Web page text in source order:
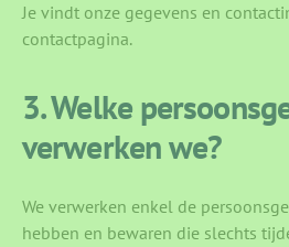
Je vindt onze gegevens en
contactpagina.
3. Welke
verwerken we?
We verwerken enkel de
hebben en bewaren die slechts